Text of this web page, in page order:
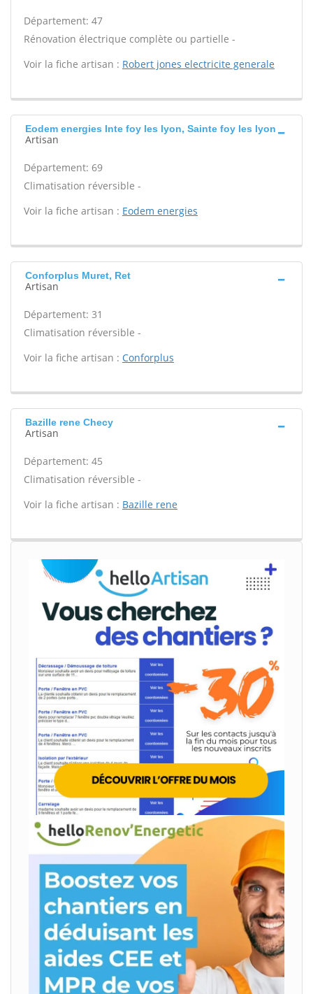
Département: 47
Rénovation électrique complète ou partielle -
Voir la fiche artisan : Robert jones electricite generale
Eodem energies Inte foy les lyon, Sainte foy les lyon
Artisan
Département: 69
Climatisation réversible -
Voir la fiche artisan : Eodem energies
Conforplus Muret, Ret
Artisan
Département: 31
Climatisation réversible -
Voir la fiche artisan : Conforplus
Bazille rene Checy
Artisan
Département: 45
Climatisation réversible -
Voir la fiche artisan : Bazille rene